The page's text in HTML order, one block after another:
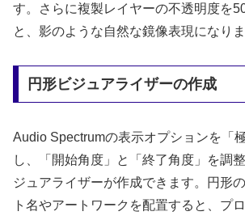
す。さらに複製レイヤーの不透明度を
と、影のような自然な鏡像表現になりま
円形ビジュアライザーの作成
Audio Spectrumの表示オプションを「
し、「開始角度」と「終了角度」を調
ジュアライザーが作成できます。円形
ト名やアートワークを配置すると、プ